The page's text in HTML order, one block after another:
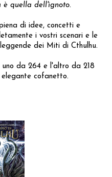
quella dell'ignoto.
di idee, concetti e
i vostri scenari e le
dei Miti di Cthulhu.
da 264 e l'altro da 218
cofanetto.